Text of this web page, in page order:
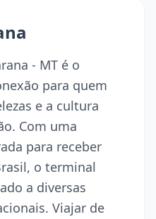
- MT é o
para quem
e a cultura
Com uma
para receber
o terminal
a diversas
Viajar de